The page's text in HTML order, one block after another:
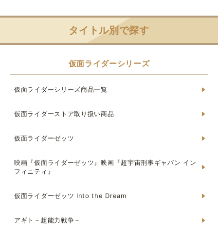
タイトル別で探す
仮面ライダーシリーズ
仮面ライダーシリーズ商品一覧
仮面ライダーストア取り扱い商品
仮面ライダーゼッツ
映画『仮面ライダーゼッツ』映画『超宇宙刑事ギャバン イン
フィニティ』
仮面ライダーゼッツ Into the Dream
アギト－超能力戦争－